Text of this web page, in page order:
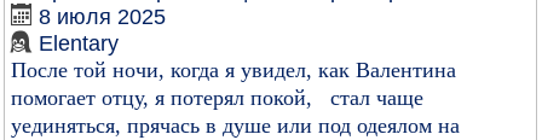
8 июля 2025
Elentary
После той ночи, когда я увидел, как Валентина
помогает отцу, я потерял покой, стал чаще
уединяться, прячась в душе или под одеялом на